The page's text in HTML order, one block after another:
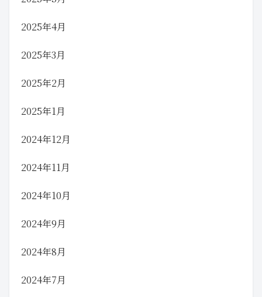
2025年4月
2025年3月
2025年2月
2025年1月
2024年12月
2024年11月
2024年10月
2024年9月
2024年8月
2024年7月